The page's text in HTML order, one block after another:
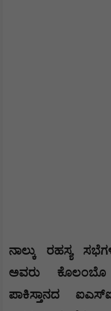
ನಾಲ್ಕು ರಹಸ್ಯ
ಅವರು
ಪಾಕಿಸ್ತಾನದ